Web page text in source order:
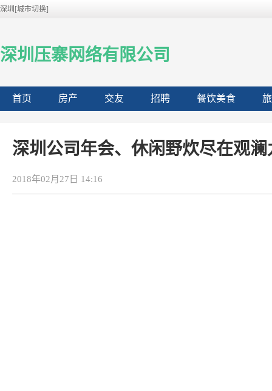
深圳[城市切换]
深圳压寨网络有限公司
首页 房产 交友 招聘 餐饮美食
深圳公司年会、休闲野炊尽在观
2018年02月27日 14:16